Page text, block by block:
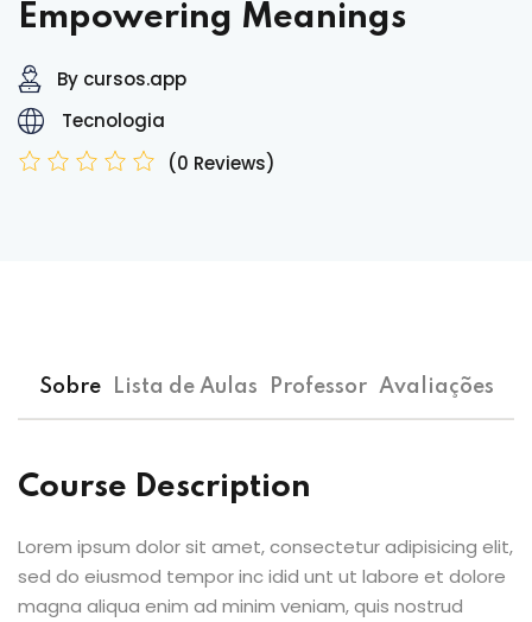
Empowering Meanings
By cursos.app
Tecnologia
(0 Reviews)
Sobre Lista de Aulas Professor Avaliações
Course Description
Lorem ipsum dolor sit amet, consectetur adipisicing elit,
sed do eiusmod tempor inc idid unt ut labore et dolore
magna aliqua enim ad minim veniam, quis nostrud